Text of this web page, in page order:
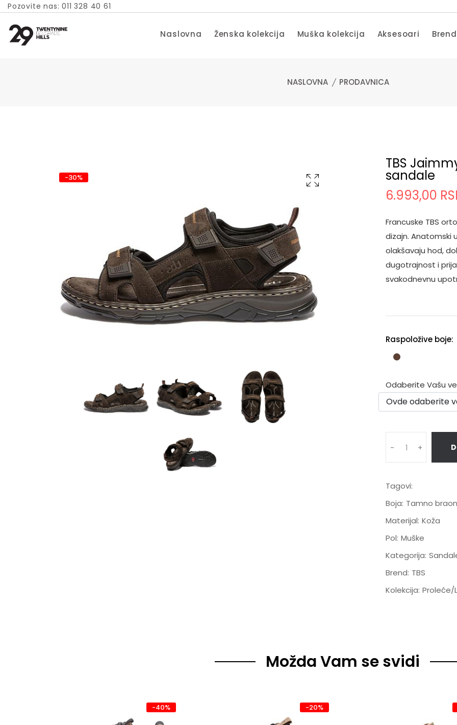
Pozovite nas: 011 328 40 61
Naslovna Ženska kolekcija Muška kolekcija Aksesoari
NASLOVNA PRODAVNICA
-30%
TBS
sandale
6.993,00
Francuske TBS
dizajn. Anatomski
olakšavaju hod,
dugotrajnost i
svakodnevnu
Raspoložive boje:
Odaberite Vašu
- +
Tagovi:
Boja: Tamno braon
Materijal: Koža
Pol: Muške
Kategorija:
Brend: TBS
Kolekcija: Proleće/
Možda Vam se svidi
-40% -20%